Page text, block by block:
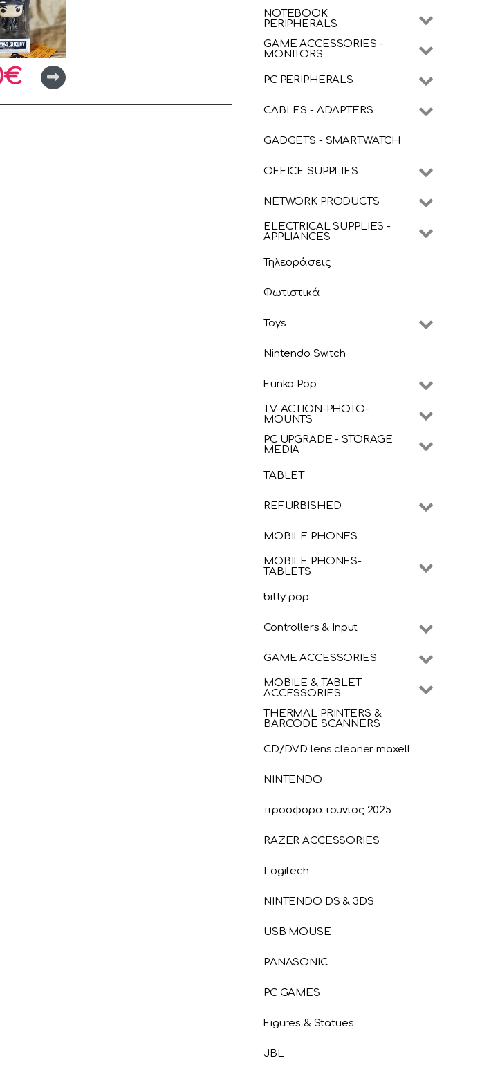
€
NOTEBOOK
PERIPHERALS
GAME ACCESSORIES -
MONITORS
PC PERIPHERALS
CABLES - ADAPTERS
GADGETS - SMARTWATCH
OFFICE SUPPLIES
NETWORK PRODUCTS
ELECTRICAL SUPPLIES -
APPLIANCES
Τηλεοράσεις
Φωτιστικά
Toys
Nintendo Switch
Funko Pop
TV-ACTION-PHOTO-
MOUNTS
PC UPGRADE - STORAGE
MEDIA
TABLET
REFURBISHED
MOBILE PHONES
MOBILE PHONES-
TABLETS
bitty pop
Controllers & Input
GAME ACCESSORIES
MOBILE & TABLET
ACCESSORIES
THERMAL PRINTERS &
BARCODE SCANNERS
CD/DVD lens cleaner maxell
NINTENDO
προσφορα ιουνιος 2025
RAZER ACCESSORIES
Logitech
NINTENDO DS & 3DS
USB MOUSE
PANASONIC
PC GAMES
Figures & Statues
JBL